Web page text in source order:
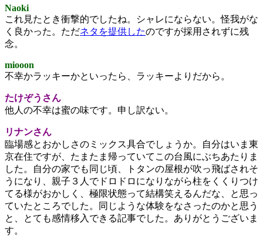
Naoki
これ見たとき衝撃的でしたね。シャレにならない。怪我がな
く良かった。ただネタを提供したのですが採用されずに残
念。
miooon
不幸かラッキーかといったら、ラッキーよりだから。
たけぞうさん
他人の不幸は蜜の味です。申し訳ない。
リナンさん
臨場感とおかしさのミックス具合でしょうか。自分はいま東
京在住ですが、たまたま帰っていてこの台風にぶちあたりま
した。自分の家でも同じ頃、トタンの屋根が吹っ飛ばされそ
うになり、親子３人でドロドロになりながら柱をくくりつけ
てる様がおかしく、極限状態って結構笑えるんだな、と思っ
ていたところでした。同じような体験をなさったのかと思う
と、とても感情移入できる記事でした。ありがとうございま
す。